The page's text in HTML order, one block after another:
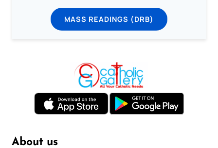
MASS READINGS (DRB)
About us